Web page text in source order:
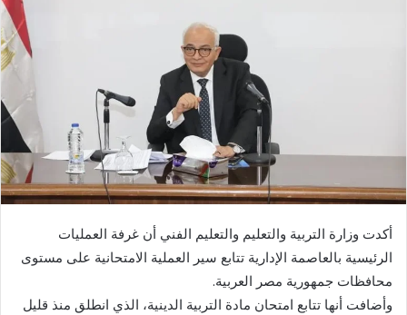
أكدت وزارة التربية والتعليم والتعليم الفني أن غرفة العمليات
الرئيسية بالعاصمة الإدارية تتابع سير العملية الامتحانية على مستوى
محافظات جمهورية مصر العربية.
وأضافت أنها تتابع امتحان مادة التربية الدينية، الذي انطلق منذ قليل